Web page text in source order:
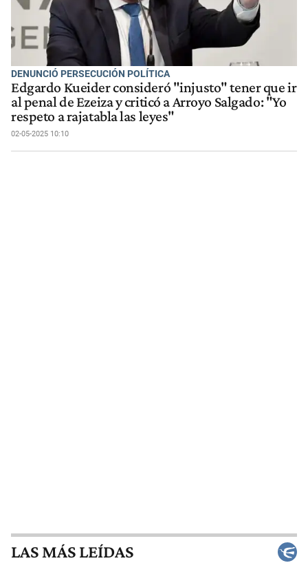
DENUNCIÓ PERSECUCIÓN POLÍTICA
Edgardo Kueider consideró "injusto" tener que ir
al penal de Ezeiza y criticó a Arroyo Salgado: "Yo
respeto a rajatabla las leyes"
02-05-2025 10:10
LAS MÁS LEÍDAS